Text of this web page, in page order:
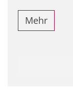
Mehr